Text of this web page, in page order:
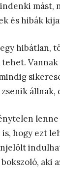
mást,
és hibák
hibátlan,
állnak,
is, hogy ezt
aki